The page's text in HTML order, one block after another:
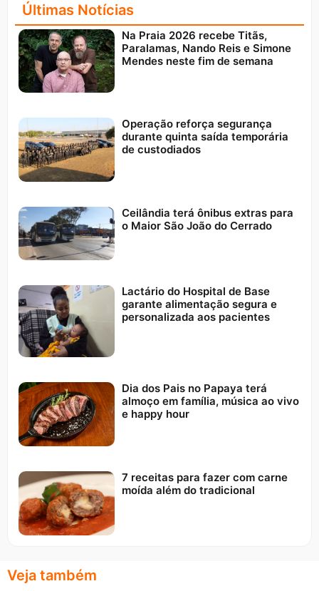
Últimas Notícias
Na Praia 2026 recebe Titãs,
Paralamas, Nando Reis e Simone
Mendes neste fim de semana
Operação reforça segurança
durante quinta saída temporária
de custodiados
Ceilândia terá ônibus extras para
o Maior São João do Cerrado
Lactário do Hospital de Base
garante alimentação segura e
personalizada aos pacientes
Dia dos Pais no Papaya terá
almoço em família, música ao vivo
e happy hour
7 receitas para fazer com carne
moída além do tradicional
Veja também